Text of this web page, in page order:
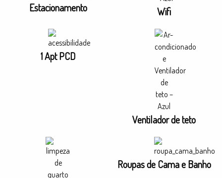
Estacionamento Wifi
1 Apt PCD
Ventilador de teto
Roupas de Cama e Banho